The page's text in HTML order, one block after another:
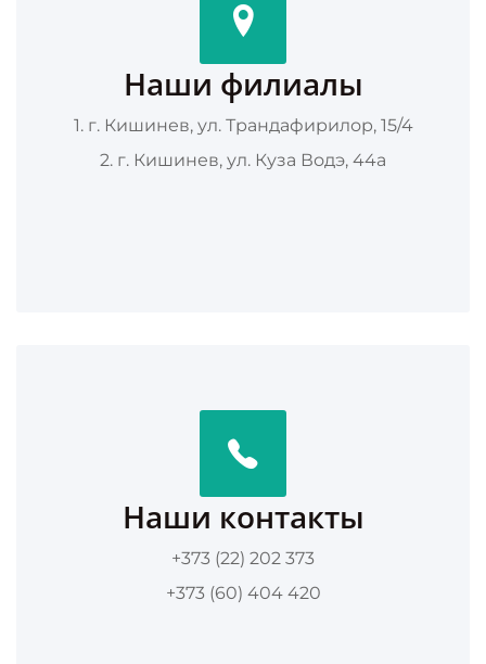
Наши филиалы
1. г. Кишинев, ул. Трандафирилор, 15/4
2. г. Кишинев, ул. Куза Водэ, 44а
Наши контакты
+373 (22) 202 373
+373 (60) 404 420